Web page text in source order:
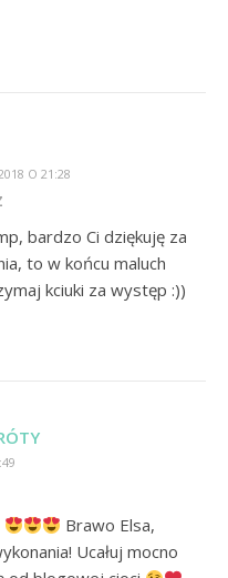
O 21:28
bardzo Ci dziękuję za
to w końcu maluch
kciuki za występ :))
Brawo Elsa,
Ucałuj mocno